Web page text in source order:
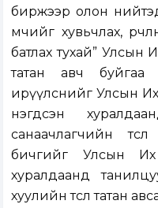
биржээр олон
өмчийг хувьчлах,
батлах тухай” Улсын
татан авч буйгаа
ирүүлснийг Улсын
нэгдсэн
санаачлагчийн
бичгийг Улсын
хуралдаанд
хуулийн төслөө татан